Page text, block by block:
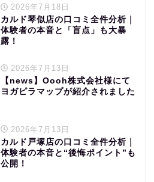
2026年7月18日
カルド琴似店の口コミ全件分析｜
体験者の本音と「盲点」も大暴
露！
2026年7月13日
【news】Oooh株式会社様にて
ヨガピラマップが紹介されました
2026年7月13日
カルド戸塚店の口コミ全件分析｜
体験者の本音と“後悔ポイント”も
公開！